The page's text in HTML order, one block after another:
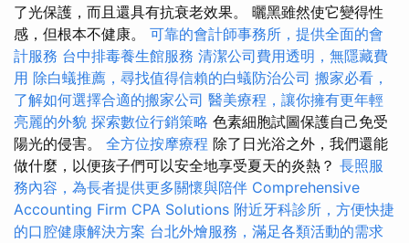
了光保護，而且還具有抗衰老效果。 曬黑雖然使它變得性
感，但根本不健康。 可靠的會計師事務所，提供全面的會
計服務 台中排毒養生館服務 清潔公司費用透明，無隱藏費
用 除白蟻推薦，尋找值得信賴的白蟻防治公司 搬家必看，
了解如何選擇合適的搬家公司 醫美療程，讓你擁有更年輕
亮麗的外貌 探索數位行銷策略 色素細胞試圖保護自己免受
陽光的侵害。 全方位按摩療程 除了日光浴之外，我們還能
做什麼，以便孩子們可以安全地享受夏天的炎熱？ 長照服
務內容，為長者提供更多關懷與陪伴 Comprehensive
Accounting Firm CPA Solutions 附近牙科診所，方便快捷
的口腔健康解決方案 台北外燴服務，滿足各類活動的需求